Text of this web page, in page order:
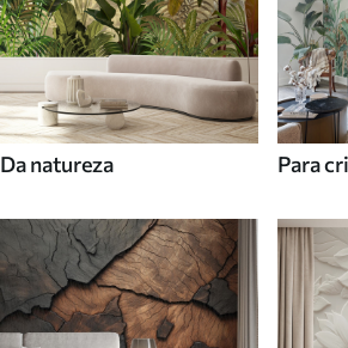
Da natureza Para